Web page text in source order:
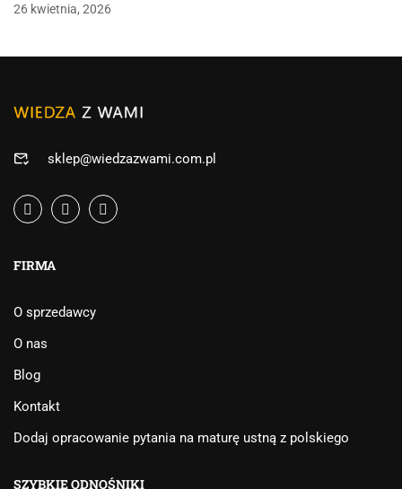
26 kwietnia, 2026
sklep@wiedzazwami.com.pl
FIRMA
O sprzedawcy
O nas
Blog
Kontakt
Dodaj opracowanie pytania na maturę ustną z polskiego
SZYBKIE ODNOŚNIKI